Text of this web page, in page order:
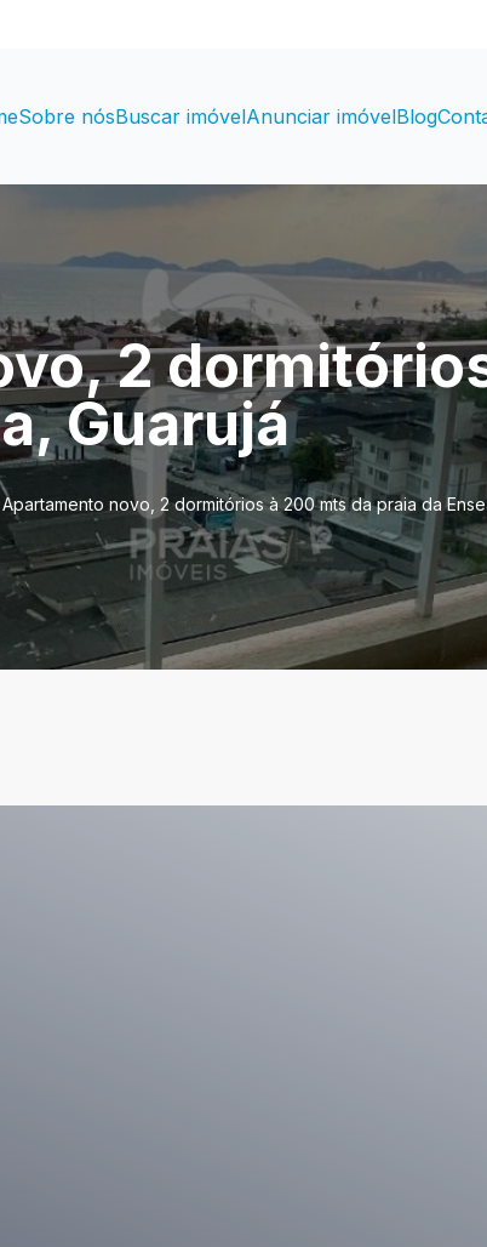
Sobre nósBuscar imóvelAnunciar imóvelBlog
2
Guarujá
Apartamento novo, 2 dormitórios à 200 mts da praia da